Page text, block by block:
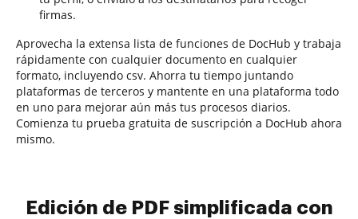
firmas.
Aprovecha la extensa lista de funciones de DocHub y trabaja
rápidamente con cualquier documento en cualquier
formato, incluyendo csv. Ahorra tu tiempo juntando
plataformas de terceros y mantente en una plataforma todo
en uno para mejorar aún más tus procesos diarios.
Comienza tu prueba gratuita de suscripción a DocHub ahora
mismo.
Edición de PDF simplificada con